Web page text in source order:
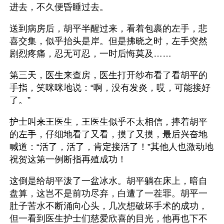
进去，不久便昏睡过去。
送到病房后，胡平半醒过来，看着包裹的左手，悲
喜交集，似乎抬头是岸。但是拂晓之时，左手突然
剧烈疼痛，忍无可忍，一时后悔莫及……
第三天，医生来查房，医生打开纱布看了看胡平的
手指，笑咪咪地说：“啊，没有发炎，哎，可能接好
了。”
护士叫来王医生，王医生似乎不太相信，捧着胡平
的左手，仔细地看了又看，摸了又摸，最后兴奋地
喊道：“活了，活了，肯定接活了！”其他人也激动地
祝贺这第一例断指再殖成功！
这倒是给胡平泼了一盆冰水。胡平躺在床上，暗自
盘算，这岂不是前功尽弃，白遭了一茬罪。胡平一
肚子苦水不断涌向心头，几次想破坏手术的成功，
但一看到医生护士们慈爱欣喜的目光，他再也下不